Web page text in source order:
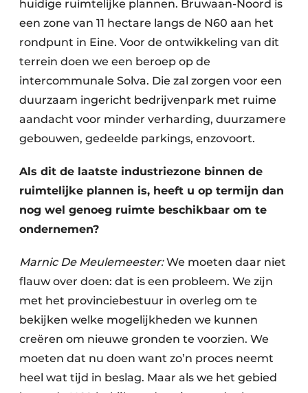
huidige ruimtelijke plannen. Bruwaan-Noord is
een zone van 11 hectare langs de N60 aan het
rondpunt in Eine. Voor de ontwikkeling van dit
terrein doen we een beroep op de
intercommunale Solva. Die zal zorgen voor een
duurzaam ingericht bedrijvenpark met ruime
aandacht voor minder verharding, duurzamere
gebouwen, gedeelde ­parkings, enzovoort.
Als dit de laatste industriezone binnen de
ruimtelijke plannen is, heeft u op termijn dan
nog wel genoeg ruimte beschikbaar om te
ondernemen?
Marnic De Meulemeester:We moeten daar niet
flauw over doen: dat is een probleem. We zijn
met het provinciebestuur in overleg om te
bekijken welke mogelijkheden we kunnen
creëren om nieuwe gronden te voorzien. We
moeten dat nu doen want zo’n proces neemt
heel wat tijd in beslag. Maar als we het gebied